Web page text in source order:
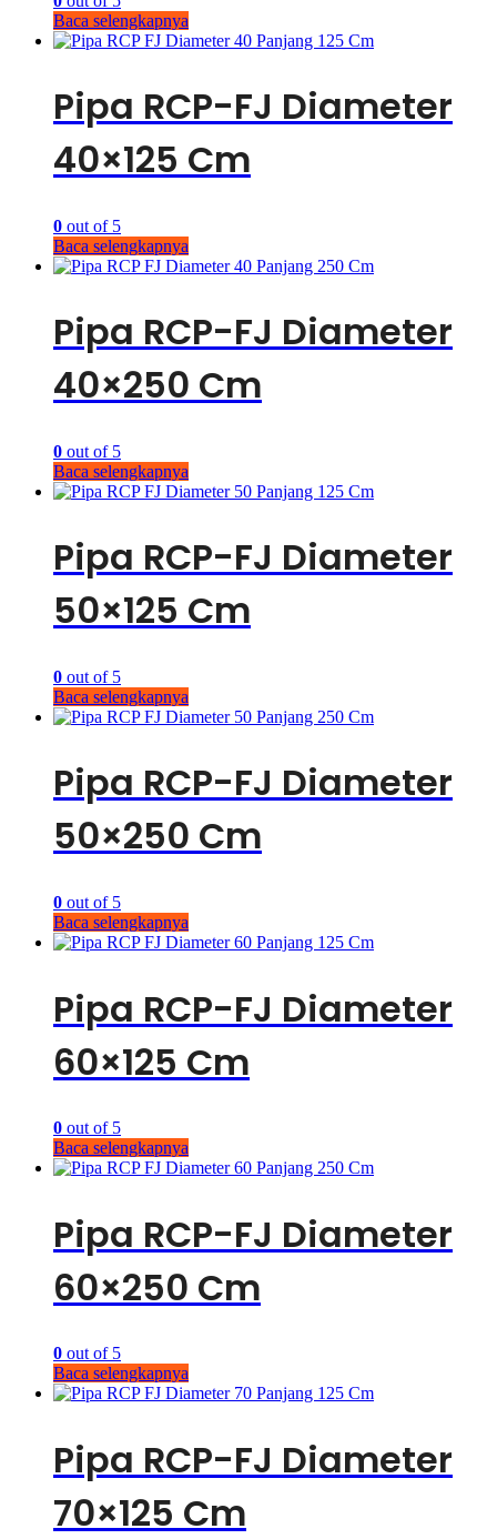
Baca selengkapnya
Pipa RCP-FJ Diameter
40×125 Cm
0 out of 5
Baca selengkapnya
Pipa RCP-FJ Diameter
40×250 Cm
0 out of 5
Baca selengkapnya
Pipa RCP-FJ Diameter
50×125 Cm
0 out of 5
Baca selengkapnya
Pipa RCP-FJ Diameter
50×250 Cm
0 out of 5
Baca selengkapnya
Pipa RCP-FJ Diameter
60×125 Cm
0 out of 5
Baca selengkapnya
Pipa RCP-FJ Diameter
60×250 Cm
0 out of 5
Baca selengkapnya
Pipa RCP-FJ Diameter
70×125 Cm